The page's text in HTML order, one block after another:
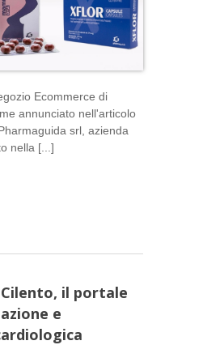
Ecommerce di
annunciato nell'articolo
srl, azienda
nella [...]
il portale
e